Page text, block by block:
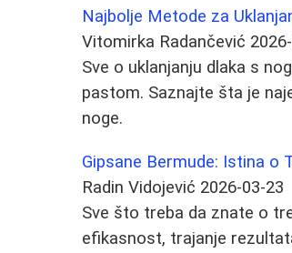
Najbolje Metode za
Vitomirka Radančević
Sve o uklanjanju dlaka s
pastom. Saznajte šta je
noge.
Gipsane Bermude: Istina o
Radin Vidojević 2026-03-23
Sve što treba da znate o
efikasnost, trajanje